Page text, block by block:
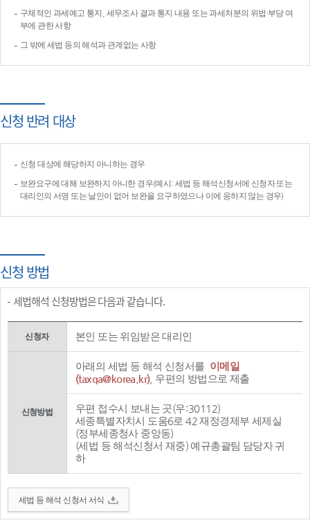
구체적인 과세예고 통지, 세무조사 결과 통지 내용 또는 과세처분의 위법·부당 여
부에 관한 사항
그 밖에 세법 등의 해석과 관계없는 사항
신청 반려 대상
신청 대상에 해당하지 아니하는 경우
보완요구에 대해 보완하지 아니한 경우(예시: 세법 등 해석신청서에 신청자 또는
대리인의 서명 또는 날인이 없어 보완을 요구하였으나 이에 응하지 않는 경우)
신청 방법
세법해석 신청방법은 다음과 같습니다.
신청자 본인 또는 위임받은 대리인
신청방법
아래의 세법 등 해석 신청서를 이메일
(taxqa@korea.kr), 우편의 방법으로 제출
우편 접수시 보내는 곳(우:30112)
세종특별자치시 도움6로 42 재정경제부 세제실
(정부세종청사 중앙동)
(세법 등 해석신청서 재중) 예규총괄팀 담당자 귀
하
세법 등 해석 신청서 서식